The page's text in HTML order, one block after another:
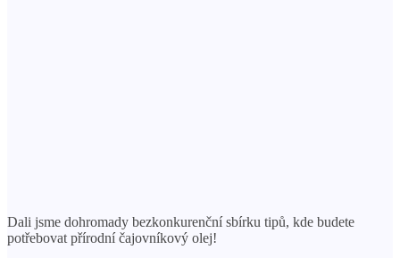
Dali jsme dohromady bezkonkurenční sbírku tipů, kde budete
potřebovat přírodní čajovníkový olej!